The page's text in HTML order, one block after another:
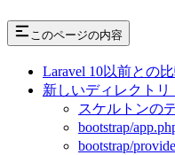
このページの内容
Laravel 10以前との
新しいディレクト
スケルトンの
bootstrap/
bootstrap/